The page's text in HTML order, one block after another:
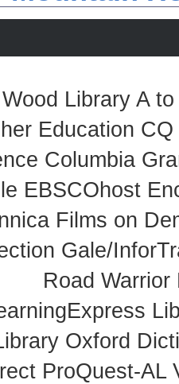
Library A
Education
Columbia
EBSCOhost
Films on
Gale/
Road
Oxford
ProQuest-AL